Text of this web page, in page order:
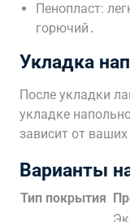
Пенопласт:
горючий․
Укладка
После укладки
укладке
зависит от
Варианты
Тип покрытия